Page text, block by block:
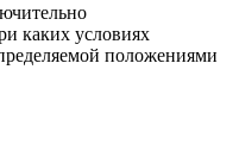
каких условиях
положениями